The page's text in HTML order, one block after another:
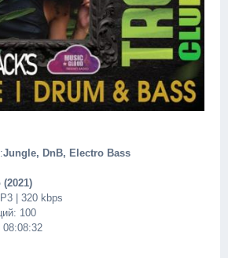
Jungle, DnB, Electro Bass
| 320 kbps
100
08:08:32